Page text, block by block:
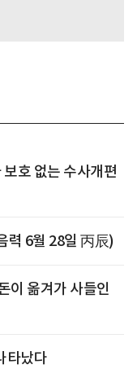
호 없는 수사개편
력 6월 28일 丙辰)
이 옮겨가 사들인
타났다